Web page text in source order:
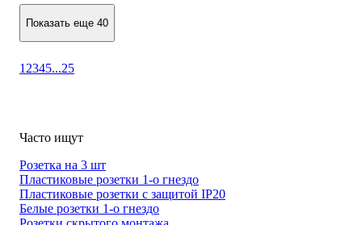
Показать еще 40
1 2345...25
Часто ищут
Розетка на 3 шт
Пластиковые розетки 1-о гнездо
Пластиковые розетки с защитой IP20
Белые розетки 1-о гнездо